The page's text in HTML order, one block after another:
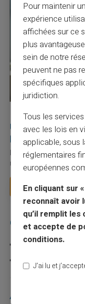
27/07/2026
Utilisation
la carte Veritas
Le paiement mobile
mais il appelle des
Lire la suite
Catégories
Carte prépayée
Articles récents
Pour maintenir
expérience
affichées sur ce
plus
sein de notre
peuvent ne pas
spécifiques
juridiction.
Tous les
avec les lois en
applicable, sous
réglementaires
européennes
En cliquant sur
reconnaît avoir
qu’il remplit
et accepte de
conditions.
J’ai lu et